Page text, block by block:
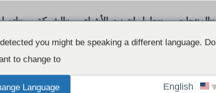
المنتجات حلول إنترنت الأشياء الشركة
you might be speaking a different language. Do
to change to:
Language